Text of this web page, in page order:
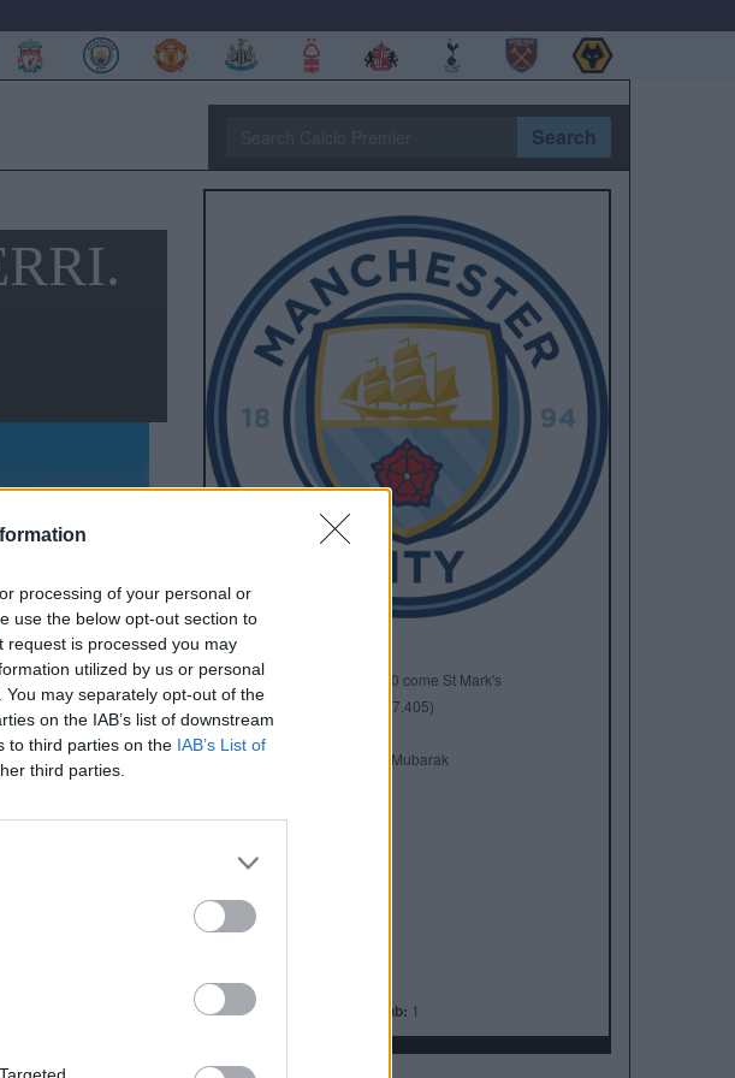
processing of your personal or
use the below opt-out section to
is processed you may
utilized by us or personal
may separately opt-out of the
on the IAB’s list of downstream
to third parties on the IAB’s List of
third parties.
Search
Anno di Fondazione: 1880 come St Mark's
Stadio: Etihad Stadium (47.405)
Manchester
Khaldoon Al Mubarak
ALBO D'ORO
Premier League:
League Cup:
FA Community Shield:
Supercoppa Europea:
Coppa del Mondo per Club: 1